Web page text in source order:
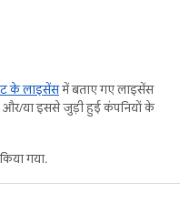
के लाइसेंसमें बताए गए लाइसेंस
या इससे जुड़ी हुई कंपनियों के
गया.